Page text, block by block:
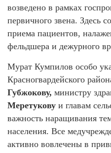
возведено в рамках
первичного звена. Здесь
приема пациентов,
фельдшера и дежурного
Мурат Кумпилов особо
Красногвардейского
Губжокову, министру
Меретукову и главам
важность наращивания
населения. Все
активно вовлечены в